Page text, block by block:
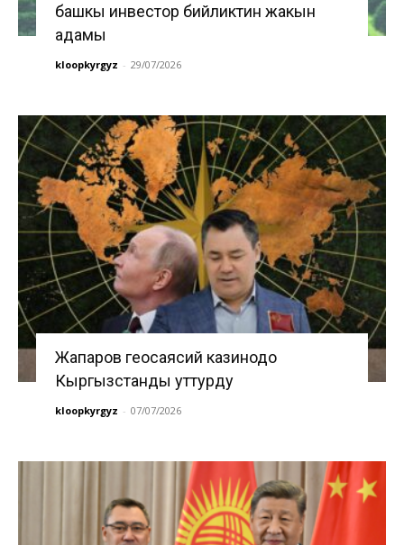
башкы инвестор бийликтин жакын
адамы
kloopkyrgyz - 29/07/2026
Жапаров геосаясий казинодо
Кыргызстанды уттурду
kloopkyrgyz - 07/07/2026